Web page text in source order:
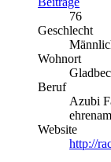
76
Geschlecht
Wohnort
Beruf
Azubi
Website
http://